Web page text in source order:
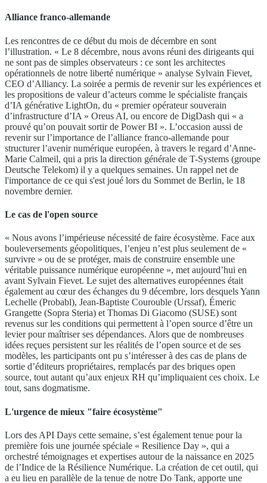
Alliance franco-allemande
Les rencontres de ce début du mois de décembre en sont
l’illustration. « Le 8 décembre, nous avons réuni des dirigeants qui
ne sont pas de simples observateurs : ce sont les architectes
opérationnels de notre liberté numérique » analyse Sylvain Fievet,
CEO d’Alliancy. La soirée a permis de revenir sur les expériences et
les propositions de valeur d’acteurs comme le spécialiste français
d’IA générative LightOn, du « premier opérateur souverain
d’infrastructure d’IA » Oreus AI, ou encore de DigDash qui « a
prouvé qu’on pouvait sortir de Power BI ». L’occasion aussi de
revenir sur l’importance de l’alliance franco-allemande pour
structurer l’avenir numérique européen, à travers le regard d’Anne-
Marie Calmeil, qui a pris la direction générale de T-Systems (groupe
Deutsche Telekom) il y a quelques semaines. Un rappel net de
l'importance de ce qui s'est joué lors du Sommet de Berlin, le 18
novembre dernier.
Le cas de l'open source
« Nous avons l’impérieuse nécessité de faire écosystème. Face aux
bouleversements géopolitiques, l’enjeu n’est plus seulement de «
survivre » ou de se protéger, mais de construire ensemble une
véritable puissance numérique européenne », met aujourd’hui en
avant Sylvain Fievet. Le sujet des alternatives européennes était
également au cœur des échanges du 9 décembre, lors desquels Yann
Lechelle (Probabl), Jean-Baptiste Courouble (Urssaf), Émeric
Grangette (Sopra Steria) et Thomas Di Giacomo (SUSE) sont
revenus sur les conditions qui permettent à l’open source d’être un
levier pour maîtriser ses dépendances. Alors que de nombreuses
idées reçues persistent sur les réalités de l’open source et de ses
modèles, les participants ont pu s’intéresser à des cas de plans de
sortie d’éditeurs propriétaires, remplacés par des briques open
source, tout autant qu’aux enjeux RH qu’impliquaient ces choix. Le
tout, sans dogmatisme.
L'urgence de mieux "faire écosystème"
Lors des API Days cette semaine, s’est également tenue pour la
première fois une journée spéciale « Resilience Day », qui a
orchestré témoignages et expertises autour de la naissance en 2025
de l’Indice de la Résilience Numérique. La création de cet outil, qui
a eu lieu en parallèle de la tenue de notre Do Tank, apporte une